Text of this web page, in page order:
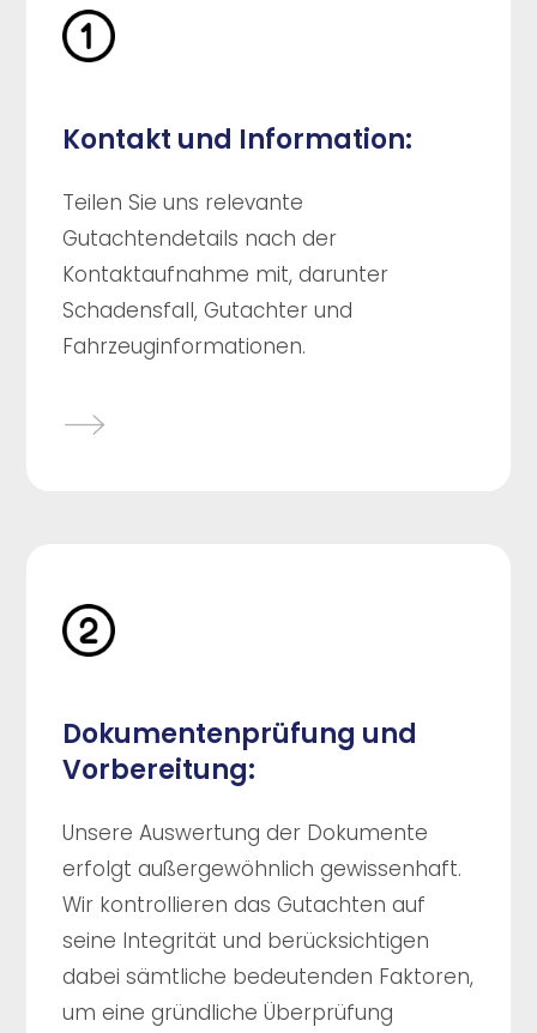
Kontakt und Information:
Teilen Sie uns relevante
Gutachtendetails nach der
Kontaktaufnahme mit, darunter
Schadensfall, Gutachter und
Fahrzeuginformationen.
Dokumentenprüfung und
Vorbereitung:
Unsere Auswertung der Dokumente
erfolgt außergewöhnlich gewissenhaft.
Wir kontrollieren das Gutachten auf
seine Integrität und berücksichtigen
dabei sämtliche bedeutenden Faktoren,
um eine gründliche Überprüfung